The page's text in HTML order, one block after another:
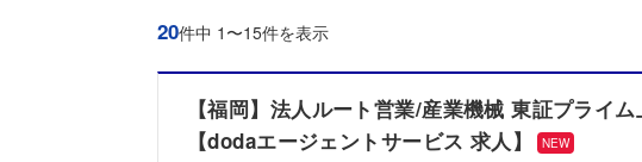
20件中 1〜15件を表示
【福岡】法人ルート営業/産業機械 東証プライ
【dodaエージェントサービス 求人】
NEW